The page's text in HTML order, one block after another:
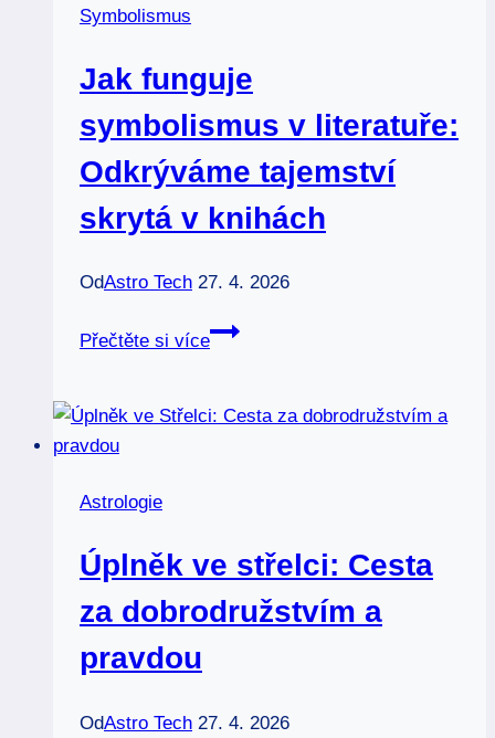
Symbolismus
Jak funguje
symbolismus v literatuře:
Odkrýváme tajemství
skrytá v knihách
OdAstro Tech 27. 4. 2026
Přečtěte si více
Jak
v
v
knihách
Astrologie
Úplněk ve střelci: Cesta
za dobrodružstvím a
pravdou
OdAstro Tech 27. 4. 2026